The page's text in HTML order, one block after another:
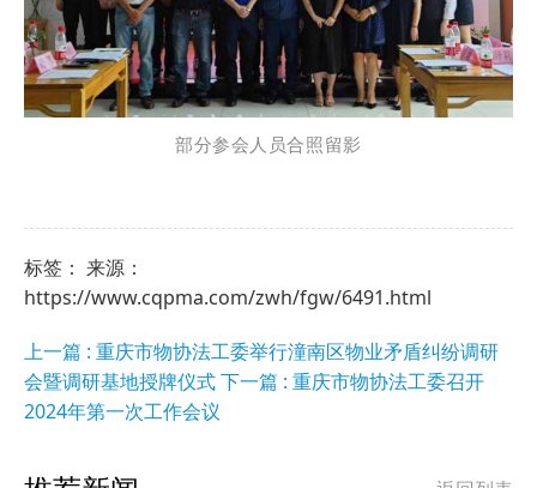
部分参会人员合照留影
标签： 来源：
https://www.cqpma.com/zwh/fgw/6491.html
上一篇 : 重庆市物协法工委举行潼南区物业矛盾纠纷调研
会暨调研基地授牌仪式下一篇 : 重庆市物协法工委召开
2024年第一次工作会议